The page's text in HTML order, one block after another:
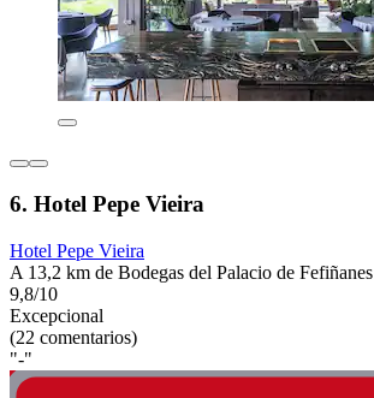
6. Hotel Pepe Vieira
Hotel Pepe Vieira
A 13,2 km de Bodegas del Palacio de Fefiñanes
9,8/10
Excepcional
(22 comentarios)
"-"